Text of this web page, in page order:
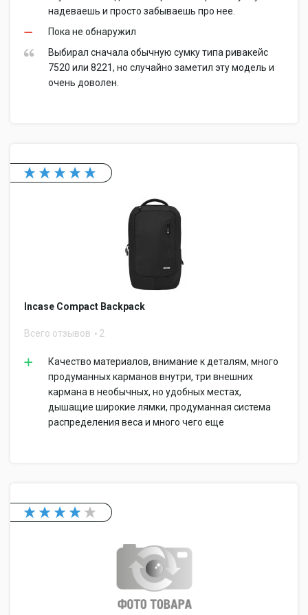
надеваешь и просто забываешь про нее.
Пока не обнаружил
Выбирал сначала обычную сумку типа ривакейс
7520 или 8221, но случайно заметил эту модель и
очень доволен.
Incase Compact Backpack
Всего отзывов 2
Качество материалов, внимание к деталям, много
продуманных карманов внутри, три внешних
кармана в необычных, но удобных местах,
дышащие широкие лямки, продуманная система
распределения веса и много чего еще